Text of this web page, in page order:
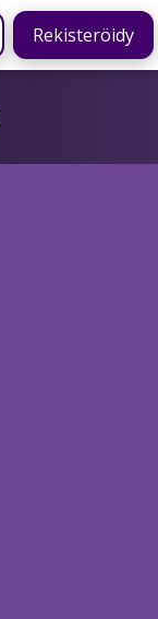
Rekisteröidy